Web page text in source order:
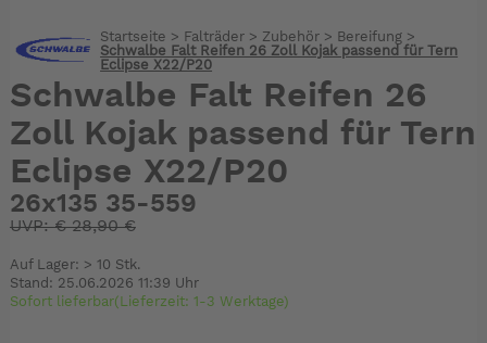
Startseite > Falträder > Zubehör > Bereifung >
Schwalbe Falt Reifen 26 Zoll Kojak passend für Tern
Eclipse X22/P20
Schwalbe Falt Reifen 26
Zoll Kojak passend für Tern
Eclipse X22/P20
26x135 35-559
UVP:€28,90 €
Auf Lager: > 10 Stk.
Stand: 25.06.2026 11:39 Uhr
Sofort lieferbar(Lieferzeit: 1-3 Werktage)